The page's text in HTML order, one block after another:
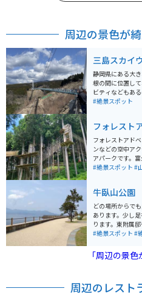
周辺の景色が
三島スカイ
静岡県にある大
根の間に位置し
ビティなどもあ
ースなどもある
#絶景スポット
フォレスト
フォレストアド
ンなどの空中ア
アパークです。
人までスリル満
#絶景スポット #
牛臥山公園
どの場所からで
あります。少し
ります。東附属
することができま
休憩にはもって
#絶景スポット #
「周辺の景
周辺のレスト